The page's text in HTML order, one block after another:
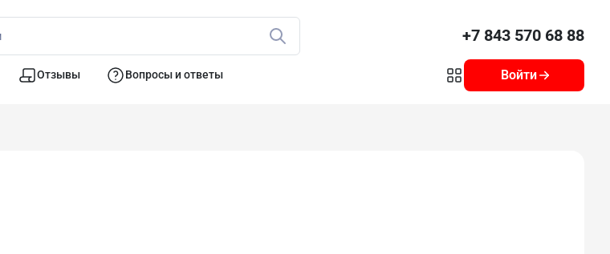
+7 843 570 68 88
Отзывы Вопросы и ответы Войти